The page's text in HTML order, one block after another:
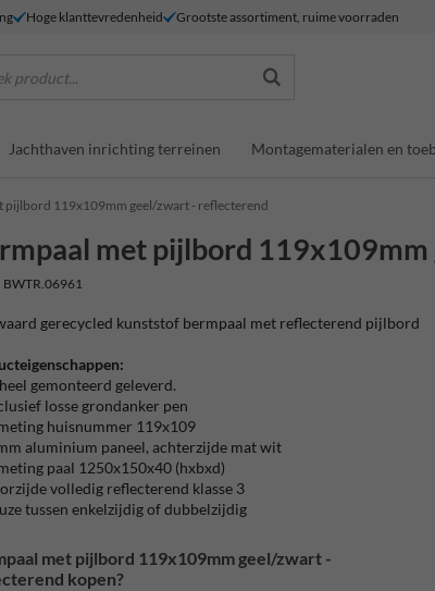
Hoge klanttevredenheid Grootste assortiment, ruime voorraden
product...
Jachthaven inrichting terreinen Montagematerialen en
pijlbord 119x109mm geel/zwart - reflecterend
met pijlbord
BWTR.06961
gerecycled kunststof bermpaal met reflecterend pijlbord
gemonteerd geleverd.
losse grondanker pen
huisnummer 119x109
aluminium paneel, achterzijde mat wit
paal 1250x150x40 (hxbxd)
volledig reflecterend klasse 3
tussen enkelzijdig of dubbelzijdig
met pijlbord 119x109mm geel/zwart -
kopen?